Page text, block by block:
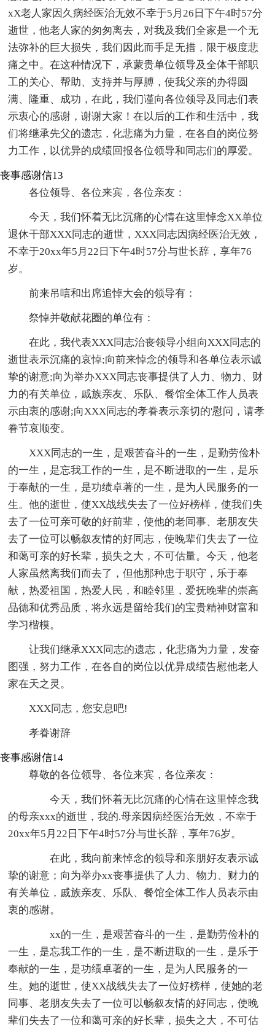
xX老人家因久病经医治无效不幸于5月26日下午4时57分
逝世，他老人家的匆匆离去，对我及我们全家是一个无
法弥补的巨大损失，我们因此而手足无措，限于极度悲
痛之中。在这种情况下，承蒙贵单位领导及全体干部职
工的关心、帮助、支持并与厚膊，使我父亲的办得圆
满、隆重、成功，在此，我们谨向各位领导及同志们表
示衷心的感谢，谢谢大家！在以后的工作和生活中，我
们将继承先父的遗志，化悲痛为力量，在各自的岗位努
力工作，以优异的成绩回报各位领导和同志们的厚爱。
丧事感谢信13
各位领导、各位来宾，各位亲友：
今天，我们怀着无比沉痛的心情在这里悼念XX单位
退休干部XXX同志的逝世，XXX同志因病经医治无效，
不幸于20xx年5月22日下午4时57分与世长辞，享年76
岁。
前来吊唁和出席追悼大会的领导有：
祭悼并敬献花圈的单位有：
在此，我代表XXX同志治丧领导小组向XXX同志的
逝世表示沉痛的哀悼;向前来悼念的领导和各单位表示诚
挚的谢意;向为举办XXX同志丧事提供了人力、物力、财
力的有关单位，戚族亲友、乐队、餐馆全体工作人员表
示由衷的感谢;向XXX同志的孝眷表示亲切的'慰问，请孝
眷节哀顺变。
XXX同志的一生，是艰苦奋斗的一生，是勤劳俭朴
的一生，是忘我工作的一生，是不断进取的一生，是乐
于奉献的一生，是功绩卓著的一生，是为人民服务的一
生。他的逝世，使XX战线失去了一位好榜样，使我们失
去了一位可亲可敬的好前辈，使他的老同事、老朋友失
去了一位可以畅叙友情的好同志，使晚辈们失去了一位
和蔼可亲的好长辈，损失之大，不可估量。今天，他老
人家虽然离我们而去了，但他那种忠于职守，乐于奉
献，热爱祖国，热爱人民，和睦邻里，爱抚晚辈的崇高
品德和优秀品质，将永远是留给我们的宝贵精神财富和
学习楷模。
让我们继承XXX同志的遗志，化悲痛为力量，发奋
图强，努力工作，在各自的岗位以优异成绩告慰他老人
家在天之灵。
XXX同志，您安息吧!
孝眷谢辞
丧事感谢信14
尊敬的各位领导、各位来宾，各位亲友：
今天，我们怀着无比沉痛的心情在这里悼念我
的母亲xxx的逝世，我的.母亲因病经医治无效，不幸于
20xx年5月22日下午4时57分与世长辞，享年76岁。
在此，我向前来悼念的领导和亲朋好友表示诚
挚的谢意；向为举办xx丧事提供了人力、物力、财力的
有关单位，戚族亲友、乐队、餐馆全体工作人员表示由
衷的感谢。
xx的一生，是艰苦奋斗的一生，是勤劳俭朴的
一生，是忘我工作的一生，是不断进取的一生，是乐于
奉献的一生，是功绩卓著的一生，是为人民服务的一
生。她的逝世，使XX战线失去了一位好榜样，使她的老
同事、老朋友失去了一位可以畅叙友情的好同志，使晚
辈们失去了一位和蔼可亲的好长辈，损失之大，不可估